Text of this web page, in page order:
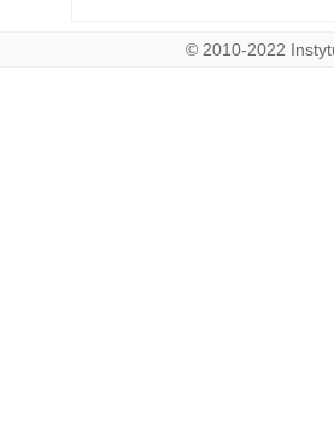
© 2010-2022